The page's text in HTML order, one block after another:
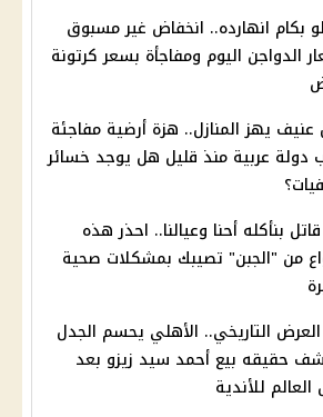
بكام انهارده.. انخفاض غير مسبوق
الدواجن اليوم ومفاجأة بسعر كرتونة
عنيف يهز المنازل.. هزة أرضية مفاجئة
دولة عربية منذ قليل هل يوجد خسائر
بنأكله أحنا وعيالنا.. احذر هذه
من "الجبن" تصيبك بمشكلات صحية
التاريخي.. الأهلي يحسم الجدل
حقيقه بيع أحمد سيد زيزو بعد
للأندية